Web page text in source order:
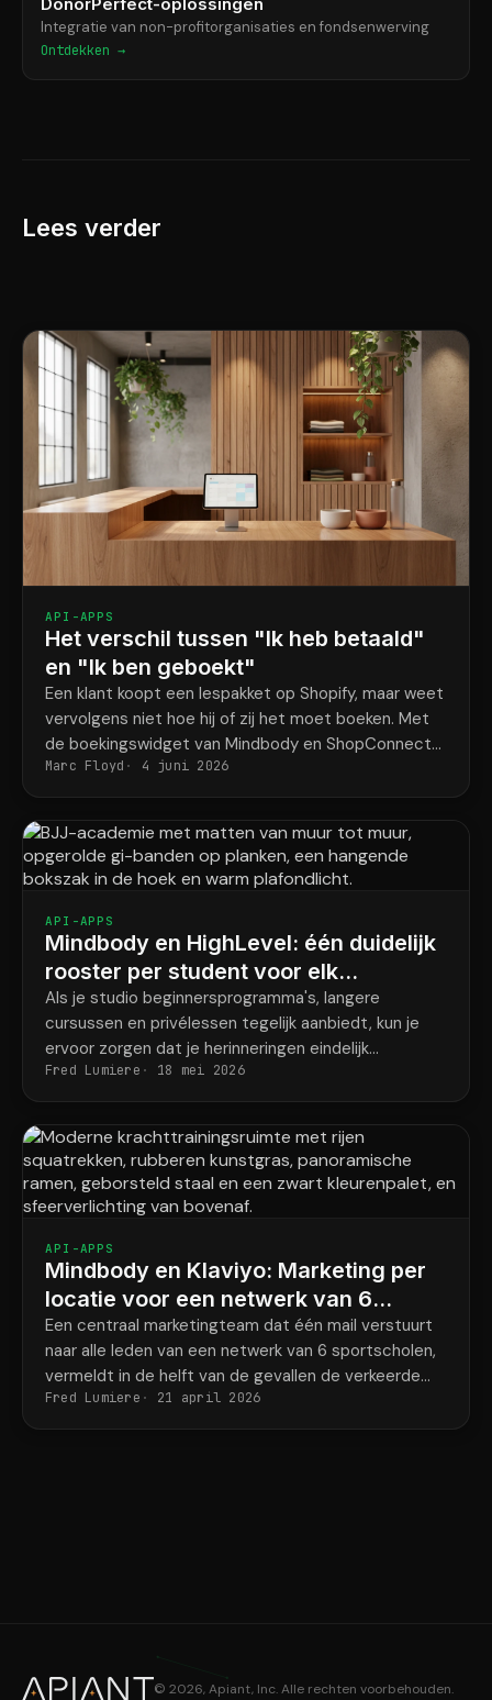
Integratie van non-profitorganisaties en fondsenwerving
Ontdekken →
Lees verder
API-APPS
Het verschil tussen "Ik heb betaald"
en "Ik ben geboekt"
Een klant koopt een lespakket op Shopify, maar weet
vervolgens niet hoe hij of zij het moet boeken. Met
de boekingswidget van Mindbody en ShopConnect
wordt dit probleem definitief opgelost.
Marc Floyd 4 juni 2026
API-APPS
Mindbody en HighLevel: één duidelijk
rooster per student voor elk
programma.
Als je studio beginnersprogramma's, langere
cursussen en privélessen tegelijk aanbiedt, kun je
ervoor zorgen dat je herinneringen eindelijk
overeenkomen met wat elke student daadwerkelijk
heeft geboekt.
Fred Lumiere 18 mei 2026
API-APPS
Mindbody en Klaviyo: Marketing per
locatie voor een netwerk van 6
krachtsportscholen
Een centraal marketingteam dat één mail verstuurt
naar alle leden van een netwerk van 6 sportscholen,
vermeldt in de helft van de gevallen de verkeerde
naam van de coach en het verkeerde adres van de
sportschool.
Fred Lumiere 21 april 2026
© 2026, Apiant, Inc. Alle rechten voorbehouden.